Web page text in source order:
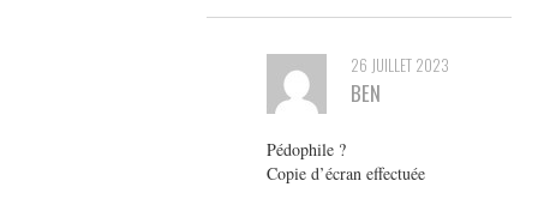
26 JUILLET 2023
BEN
Pédophile ?
Copie d’écran effectuée